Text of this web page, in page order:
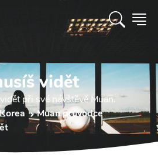
vidět
při své návštěvě Muan.
Muan průvodce